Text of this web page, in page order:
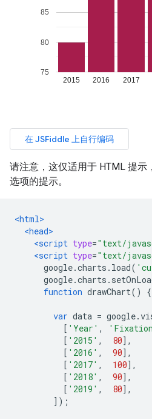
请注意，这仅适用于 HTML 提示
选项的提示。
<html>
<head>
<script type="text/
<script type="text/
google.charts . load(
google.charts .
function drawChart() {
var data = google.
[ 'Year' ,
[ '2015' , 80],
[ '2016' , 90],
[ '2017' , 100],
[ '2018' , 90],
[ '2019' , 80],
]);